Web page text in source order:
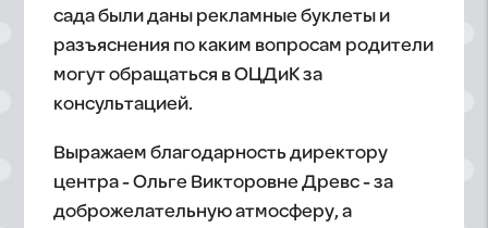
сада были даны рекламные буклеты и
разъяснения по каким вопросам родители
могут обращаться в ОЦДиК за
консультацией.
Выражаем благодарность директору
центра - Ольге Викторовне Древс - за
доброжелательную атмосферу, а